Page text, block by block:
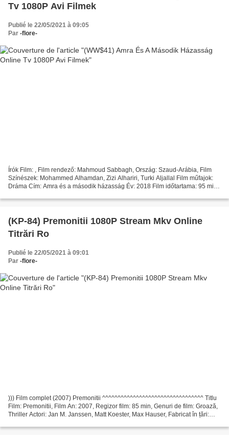
Tv 1080P Avi Filmek
Publié le 22/05/2021 à 09:05
Par -flore-
Írók Film: , Film rendező: Mahmoud Sabbagh, Ország: Szaud-Arábia, Film
Színészek: Mohammed Alhamdan, Zizi Alhariri, Turki Aljallal Film műfajok:
Dráma Cím: Amra és a második házasság Év: 2018 Film időtartama: 95 min
(KP-84) Premonitii 1080P Stream Mkv Online
Titrări Ro
Publié le 22/05/2021 à 09:01
Par -flore-
))) Film complet (2007) Premonitii ^^^^^^^^^^^^^^^^^^^^^^^^^^^^^^^^^ Titlu
Film: Premonitii, Film An: 2007, Regizor film: 85 min, Genuri de film: Groază,
Thriller Actori: Jan M. Janssen, Matt Koester, Max Hauser, Fabricat în țări: